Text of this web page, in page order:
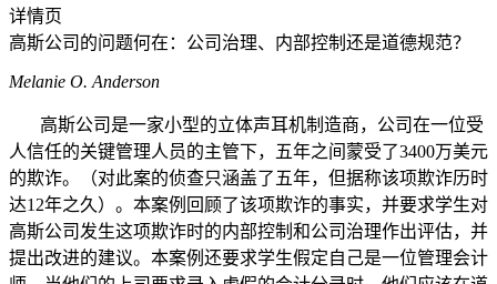
详情页
高斯公司的问题何在：公司治理、内部控制还是道德规范？
Melanie O. Anderson
高斯公司是一家小型的立体声耳机制造商，公司在一位受
人信任的关键管理人员的主管下，五年之间蒙受了3400万美元
的欺诈。（对此案的侦查只涵盖了五年，但据称该项欺诈历时
达12年之久）。本案例回顾了该项欺诈的事实，并要求学生对
高斯公司发生这项欺诈时的内部控制和公司治理作出评估，并
提出改进的建议。本案例还要求学生假定自己是一位管理会计